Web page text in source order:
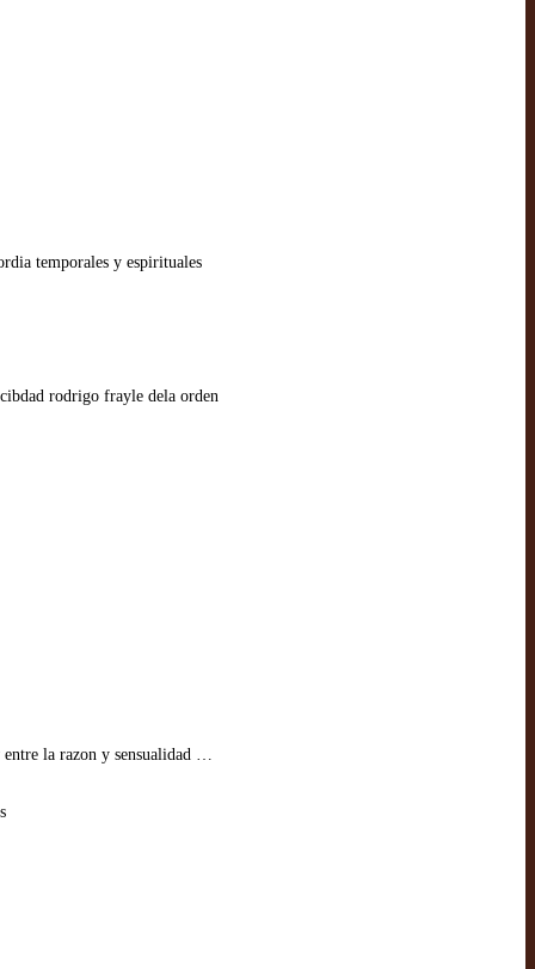
temporales y espirituales
rodrigo frayle dela orden
la razon y sensualidad …